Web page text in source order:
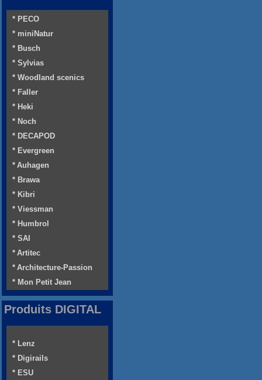
* PECO
* miniNatur
* Busch
* Sylvias
* Woodland scenics
* Faller
* Heki
* Noch
* DECAPOD
* Evergreen
* Auhagen
* Brawa
* Kibri
* Viessman
* Humbrol
* SAI
* Artitec
* Architecture-Passion
* Mon Petit Jean
Produits DIGITAL
* Lenz
* Digirails
* ESU